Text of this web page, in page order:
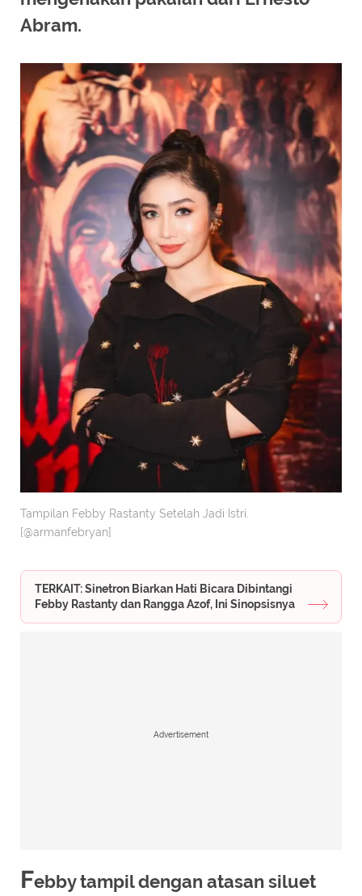
Abram.
Tampilan Febby Rastanty Setelah Jadi Istri.
[@armanfebryan]
TERKAIT: Sinetron Biarkan Hati Bicara Dibintangi
Febby Rastanty dan Rangga Azof, Ini Sinopsisnya
Advertisement
Febby tampil dengan atasan siluet